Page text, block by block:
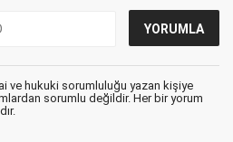
ve hukuki sorumluluğu yazan kişiye
sorumlu değildir. Her bir yorum